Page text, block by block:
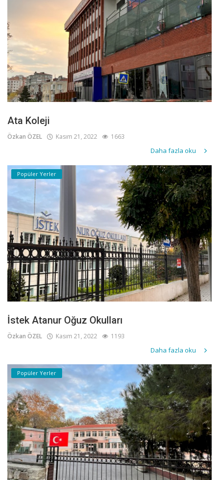
Ata Koleji
Özkan ÖZEL Kasım 21, 2022 1663
Daha fazla oku
Popüler Yerler
İstek Atanur Oğuz Okulları
Özkan ÖZEL Kasım 21, 2022 1193
Daha fazla oku
Popüler Yerler